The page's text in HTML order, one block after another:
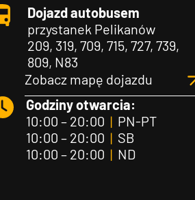
Dojazd autobusem
przystanek Pelikanów
209, 319, 709, 715, 727, 739,
809, N83
Zobacz mapę dojazdu
Godziny otwarcia:
10:00 – 20:00 |PN-PT
10:00 – 20:00 |SB
10:00 – 20:00 |ND